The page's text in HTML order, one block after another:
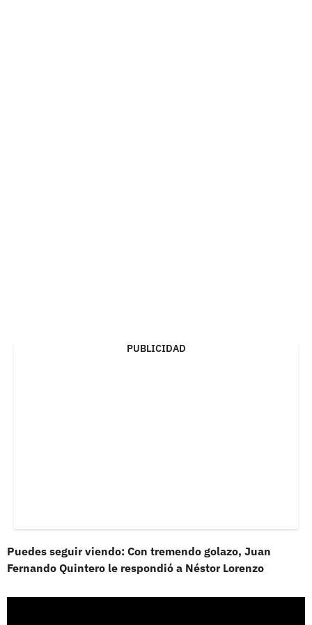
PUBLICIDAD
Puedes seguir viendo: Con tremendo golazo, Juan
Fernando Quintero le respondió a Néstor Lorenzo